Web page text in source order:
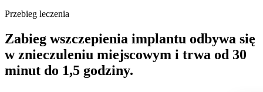
Przebieg leczenia
Zabieg wszczepienia implantu odbywa się
w znieczuleniu miejscowym i trwa od 30
minut do 1,5 godziny.